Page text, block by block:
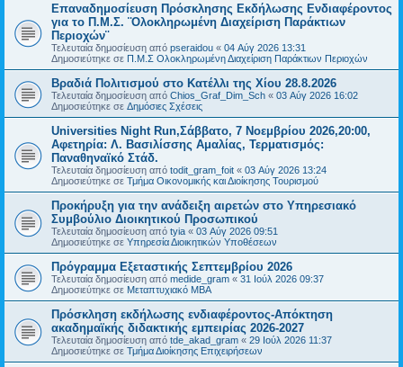
Επαναδημοσίευση Πρόσκλησης Εκδήλωσης Ενδιαφέροντος
για το Π.Μ.Σ. ¨Ολοκληρωμένη Διαχείριση Παράκτιων
Περιοχών¨
Τελευταία δημοσίευση από pseraidou « 04 Αύγ 2026 13:31
Δημοσιεύτηκε σε Π.Μ.Σ Ολοκληρωμένη Διαχείριση Παράκτιων Περιοχών
Βραδιά Πολιτισμού στο Κατέλλι της Χίου 28.8.2026
Τελευταία δημοσίευση από Chios_Graf_Dim_Sch « 03 Αύγ 2026 16:02
Δημοσιεύτηκε σε Δημόσιες Σχέσεις
Universities Night Run,Σάββατο, 7 Νοεμβρίου 2026,20:00,
Αφετηρία: Λ. Βασιλίσσης Αμαλίας, Τερματισμός:
Παναθηναϊκό Στάδ.
Τελευταία δημοσίευση από todit_gram_foit « 03 Αύγ 2026 13:24
Δημοσιεύτηκε σε Τμήμα Οικονομικής και Διοίκησης Τουρισμού
Προκήρυξη για την ανάδειξη αιρετών στο Υπηρεσιακό
Συμβούλιο Διοικητικού Προσωπικού
Τελευταία δημοσίευση από tyia « 03 Αύγ 2026 09:51
Δημοσιεύτηκε σε Υπηρεσία Διοικητικών Υποθέσεων
Πρόγραμμα Εξεταστικής Σεπτεμβρίου 2026
Τελευταία δημοσίευση από medide_gram « 31 Ιούλ 2026 09:37
Δημοσιεύτηκε σε Μεταπτυχιακό MBA
Πρόσκληση εκδήλωσης ενδιαφέροντος-Απόκτηση
ακαδημαϊκής διδακτικής εμπειρίας 2026-2027
Τελευταία δημοσίευση από tde_akad_gram « 29 Ιούλ 2026 11:37
Δημοσιεύτηκε σε Τμήμα Διοίκησης Επιχειρήσεων